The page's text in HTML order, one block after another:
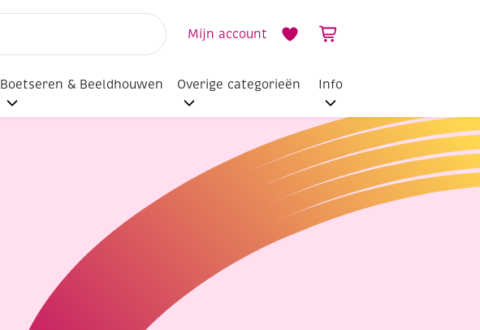
Mijn account
Boetseren & Beeldhouwen Overige categorieën Info